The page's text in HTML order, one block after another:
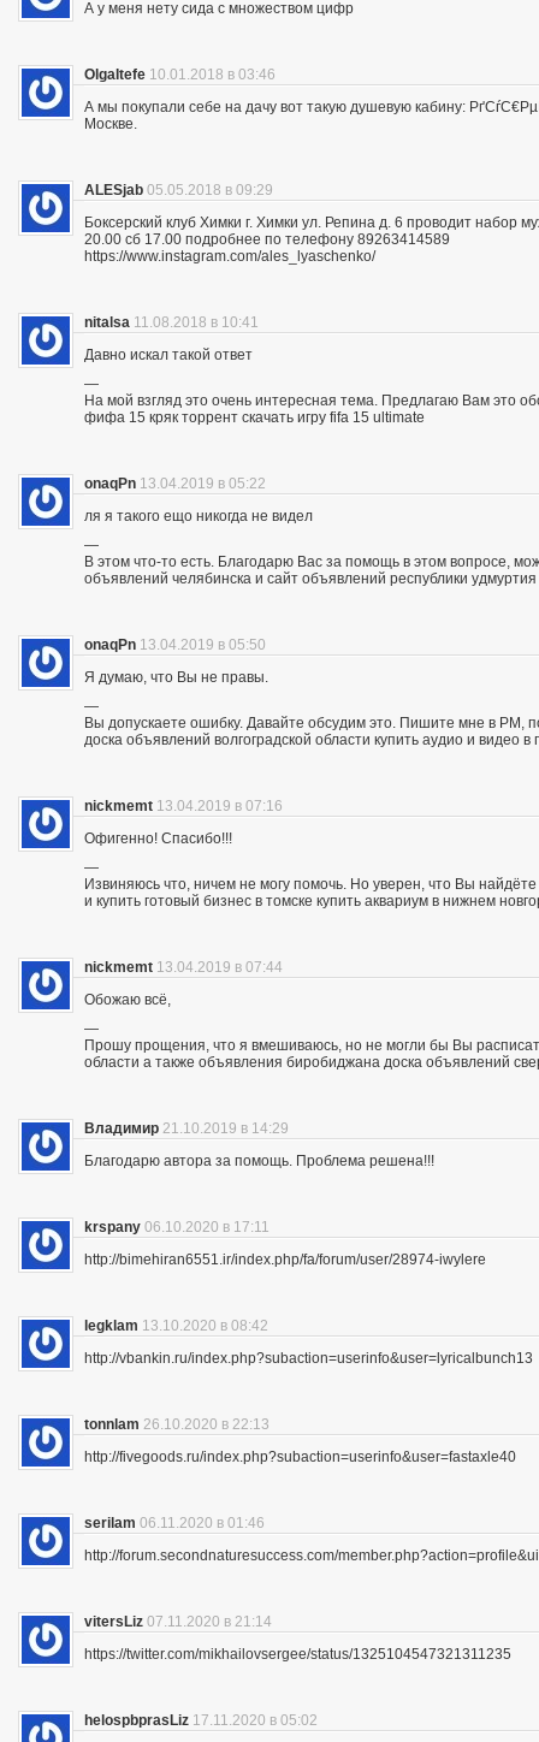
А у меня нету сида с множеством цифр
OlgaItefe 10.01.2018 в 03:46
А мы покупали себе на дачу вот такую душевую кабину:
Москве.
ALESjab 05.05.2018 в 09:29
Боксерский клуб Химки г. Химки ул. Репина д. 6 проводит набор
20.00 сб 17.00 подробнее по телефону 89263414589
https://www.instagram.com/ales_lyaschenko/
nitalsa 11.08.2018 в 10:41
Давно искал такой ответ
—
На мой взгляд это очень интересная тема. Предлагаю Вам это
фифа 15 кряк торрент скачать игру fifa 15 ultimate
onaqPn 13.04.2019 в 05:22
ля я такого ещо никогда не видел
—
В этом что-то есть. Благодарю Вас за помощь в этом вопросе,
объявлений челябинска и сайт объявлений республики
onaqPn 13.04.2019 в 05:50
Я думаю, что Вы не правы.
—
Вы допускаете ошибку. Давайте обсудим это. Пишите мне в PM,
доска объявлений волгоградской области купить аудио и видео в
nickmemt 13.04.2019 в 07:16
Офигенно! Спасибо!!!
—
Извиняюсь что, ничем не могу помочь. Но уверен, что Вы
и купить готовый бизнес в томске купить аквариум в нижнем
nickmemt 13.04.2019 в 07:44
Обожаю всё,
—
Прошу прощения, что я вмешиваюсь, но не могли бы Вы
области а также объявления биробиджана доска объявлений
Владимир 21.10.2019 в 14:29
Благодарю автора за помощь. Проблема решена!!!
krspany 06.10.2020 в 17:11
http://bimehiran6551.ir/index.php/fa/forum/user/28974-iwylere
legklam 13.10.2020 в 08:42
http://vbankin.ru/index.php?subaction=userinfo&user=lyricalbunch13
tonnlam 26.10.2020 в 22:13
http://fivegoods.ru/index.php?subaction=userinfo&user=fastaxle40
serilam 06.11.2020 в 01:46
http://forum.secondnaturesuccess.com/
vitersLiz 07.11.2020 в 21:14
https://twitter.com/mikhailovsergee/status/1325104547321311235
helospbprasLiz 17.11.2020 в 05:02